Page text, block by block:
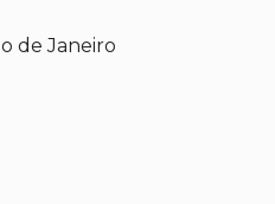
de Janeiro